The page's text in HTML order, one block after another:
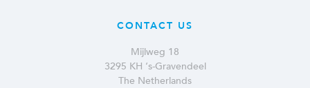
CONTACT US
Mijlweg 18
3295 KH ‘s-Gravendeel
The Netherlands